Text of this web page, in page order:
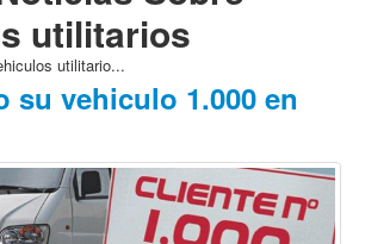
utilitarios
utilitario...
su vehiculo 1.000 en